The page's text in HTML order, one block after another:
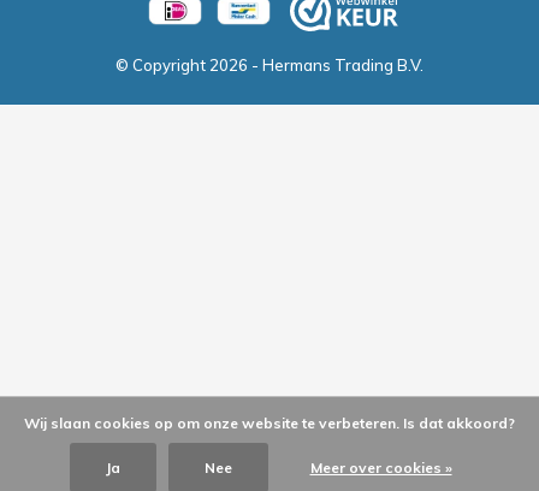
© Copyright 2026 - Hermans Trading B.V.
Wij slaan cookies op om onze website te verbeteren. Is dat akkoord?
Ja Nee Meer over cookies »